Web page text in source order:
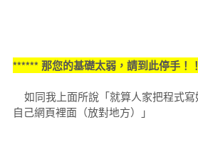
****** 那您的基礎太弱，請到此停手！
如同我上面所說「就算人家把程式
自己網頁裡面（放對地方）」